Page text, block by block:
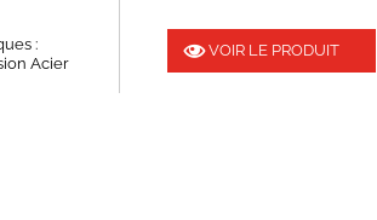
:
Acier
VOIR LE PRODUIT